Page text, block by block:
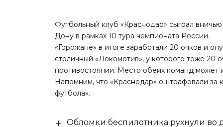
Футбольный клуб «Краснодар» сыграл
Дону в рамках 10 тура чемпионата России.
«Горожане» в итоге заработали 20 очков и
столичный «Локомотив», у которого тоже 20
противостоянии. Место обеих команд может
Напомним, что «Краснодар» оштрафовали за
футбола».
Обломки беспилотника рухнули во